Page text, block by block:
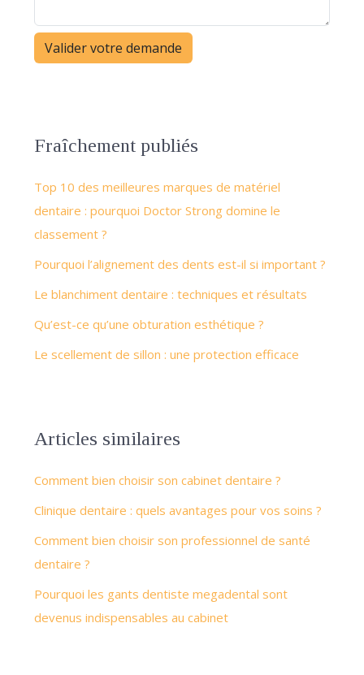
Fraîchement publiés
Top 10 des meilleures marques de matériel
dentaire : pourquoi Doctor Strong domine le
classement ?
Pourquoi l’alignement des dents est-il si important ?
Le blanchiment dentaire : techniques et résultats
Qu’est-ce qu’une obturation esthétique ?
Le scellement de sillon : une protection efficace
Articles similaires
Comment bien choisir son cabinet dentaire ?
Clinique dentaire : quels avantages pour vos soins ?
Comment bien choisir son professionnel de santé
dentaire ?
Pourquoi les gants dentiste megadental sont
devenus indispensables au cabinet